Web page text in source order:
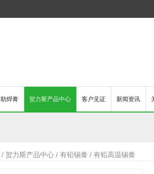
助焊膏 贺力斯产品中心 客户见证 新闻资讯
/贺力斯产品中心 /有铅锡膏 /有铅高温锡膏